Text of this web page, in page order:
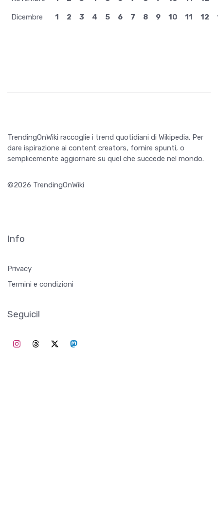
Dicembre 1 2 3 4 5 6 7 8 9 10 11 12
TrendingOnWiki raccoglie i trend quotidiani di Wikipedia. Per
dare ispirazione ai content creators, fornire spunti, o
semplicemente aggiornare su quel che succede nel mondo.
©2026 TrendingOnWiki
Info
Privacy
Termini e condizioni
Seguici!